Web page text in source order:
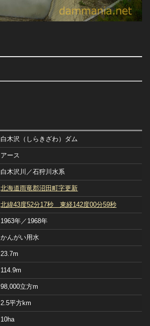
白木沢（しらきざわ）ダム
アース
白木沢川／石狩川水系
北海道雨竜郡沼田町字更新
北緯43度52分17秒 東経142度00分59秒
1963年／1968年
かんがい用水
23.7m
114.9m
98,000立方m
2.5平方km
10ha